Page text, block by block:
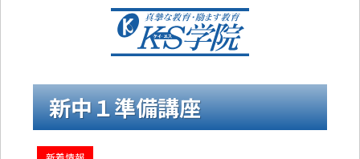
新中１準備講座